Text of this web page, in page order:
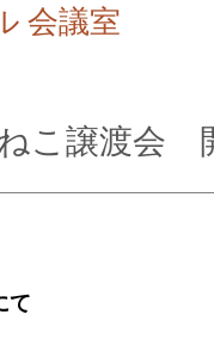
会議室
こ譲渡会
て